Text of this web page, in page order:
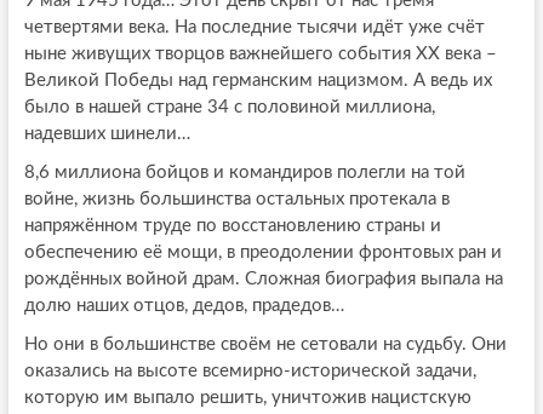
четвертями века. На последние тысячи идёт уже счёт
ныне живущих творцов важнейшего события ХХ века –
Великой Победы над германским нацизмом. А ведь их
было в нашей стране 34 с половиной миллиона,
надевших шинели…
8,6 миллиона бойцов и командиров полегли на той
войне, жизнь большинства остальных протекала в
напряжённом труде по восстановлению страны и
обеспечению её мощи, в преодолении фронтовых ран и
рождённых войной драм. Сложная биография выпала на
долю наших отцов, дедов, прадедов…
Но они в большинстве своём не сетовали на судьбу. Они
оказались на высоте всемирно-исторической задачи,
которую им выпало решить, уничтожив нацистскую